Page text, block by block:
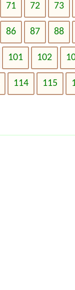
71 72 73
86 87 88
101 102
114 115